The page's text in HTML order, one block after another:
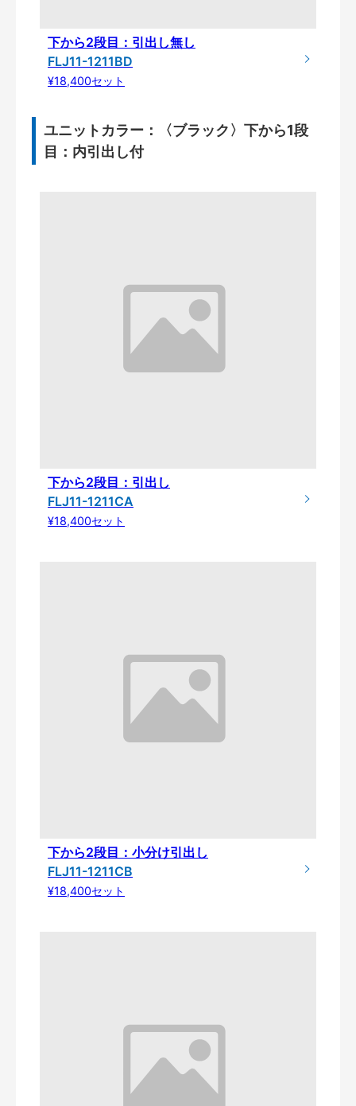
下から2段目：引出し無し
FLJ11-1211BD
¥18,400セット
ユニットカラー：〈ブラック〉下から1段
目：内引出し付
下から2段目：引出し
FLJ11-1211CA
¥18,400セット
下から2段目：小分け引出し
FLJ11-1211CB
¥18,400セット